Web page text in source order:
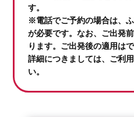
す。
※電話でご予約の場合は、
が必要です。なお、ご出発
ります。ご出発後の適用はで
詳細につきましては、ご利
い。